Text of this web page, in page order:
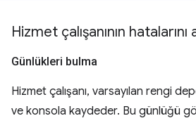
Hizmet çalışanının hatalarını
Günlükleri bulma
Hizmet çalışanı, varsayılan rengi
ve konsola kaydeder. Bu günlüğü